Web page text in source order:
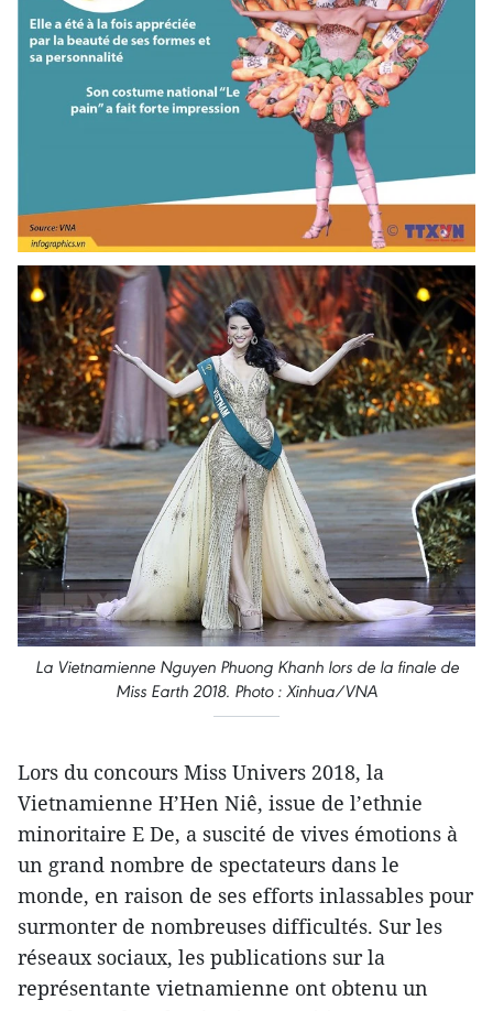
La Vietnamienne Nguyen Phuong Khanh lors de la finale de
Miss Earth 2018. Photo : Xinhua/VNA
Lors du concours Miss Univers 2018, la
Vietnamienne H’Hen Niê, issue de l’ethnie
minoritaire E De, a suscité de vives émotions à
un grand nombre de spectateurs dans le
monde, en raison de ses efforts inlassables pour
surmonter de nombreuses difficultés. Sur les
réseaux sociaux, les publications sur la
représentante vietnamienne ont obtenu un